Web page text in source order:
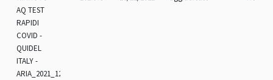
AQ TEST
RAPIDI
COVID -
QUIDEL
ITALY -
ARIA_2021_121R